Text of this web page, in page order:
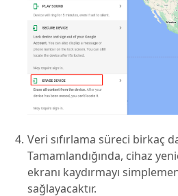
Veri sıfırlama süreci birkaç
Tamamlandığında, cihaz
ekranı kaydırmayı
sağlayacaktır.